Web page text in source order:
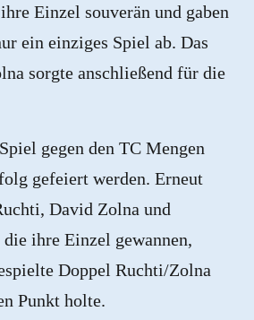
Einzel souverän und gaben
ein einziges Spiel ab. Das
sorgte anschließend für die
gegen den TC Mengen
gefeiert werden. Erneut
David Zolna und
ihre Einzel gewannen,
Doppel Ruchti/Zolna
Punkt holte.